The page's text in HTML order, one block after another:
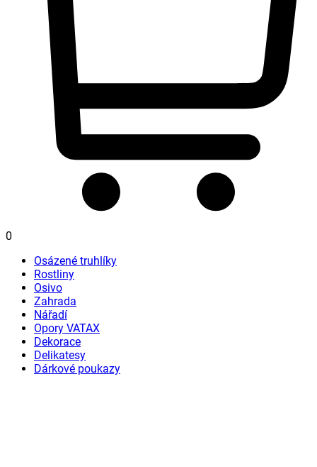
0
Osázené truhlíky
Rostliny
Osivo
Zahrada
Nářadí
Opory VATAX
Dekorace
Delikatesy
Dárkové poukazy